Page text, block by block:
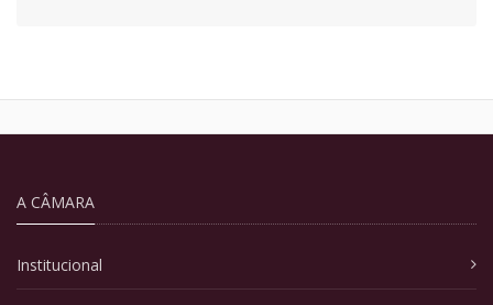
A CÂMARA
Institucional